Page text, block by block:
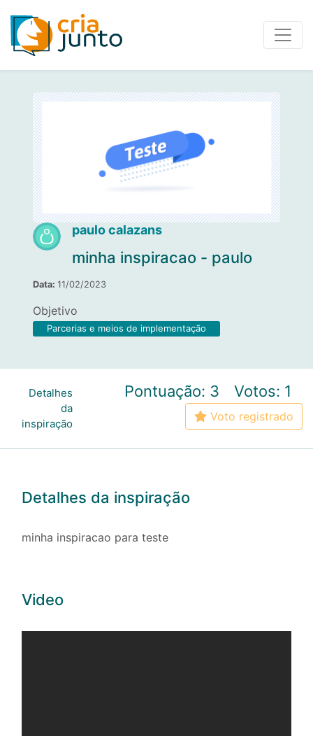
paulo calazans
minha inspiracao - paulo
Data: 11/02/2023
Objetivo
Parcerias e meios de implementação
Pontuação: 3 Votos: 1
Voto registrado
Detalhes
da
inspiração
Detalhes da inspiração
minha inspiracao para teste
Video